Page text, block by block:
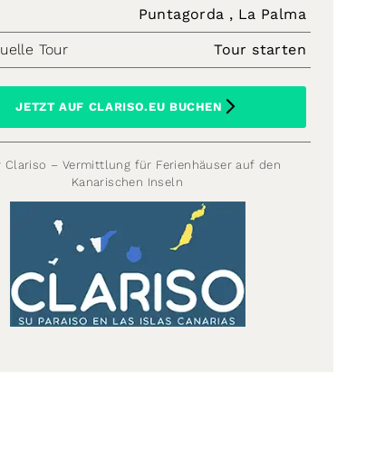
Puntagorda , La Palma
Tour Tour starten
JETZT AUF CLARISO.EU BUCHEN
Clariso – Vermittlung für Ferienhäuser auf den
Kanarischen Inseln